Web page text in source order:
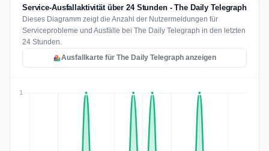
Service-Ausfallaktivität über 24 Stunden - The Daily Telegraph
Dieses Diagramm zeigt die Anzahl der Nutzermeldungen für
Serviceprobleme und Ausfälle bei The Daily Telegraph in den letzten
24 Stunden.
Ausfallkarte für The Daily Telegraph anzeigen